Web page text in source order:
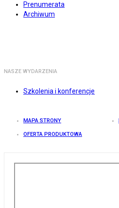
Prenumerata
Archiwum
NASZE WYDARZENIA
Szkolenia i konferencje
MAPA STRONY
OFERTA PRODUKTOWA